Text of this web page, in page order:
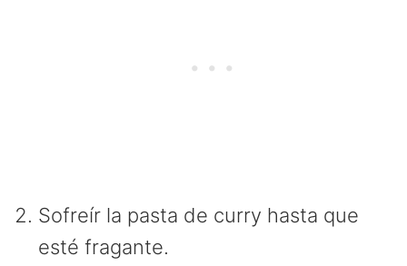
Sofreír la pasta de curry hasta que
esté fragante.